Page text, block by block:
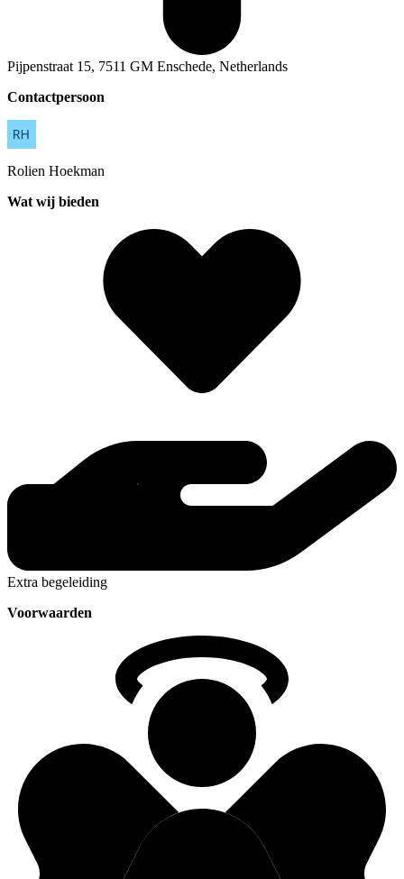
Pijpenstraat 15, 7511 GM Enschede, Netherlands
Contactpersoon
Rolien Hoekman
Wat wij bieden
Extra begeleiding
Voorwaarden